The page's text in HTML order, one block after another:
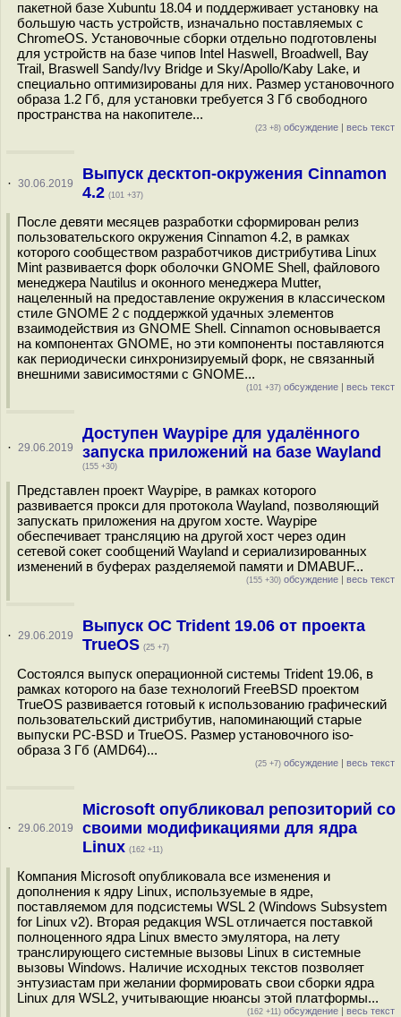
пакетной базе Xubuntu 18.04 и поддерживает установку на
большую часть устройств, изначально поставляемых с
ChromeOS. Установочные сборки отдельно подготовлены
для устройств на базе чипов Intel Haswell, Broadwell, Bay
Trail, Braswell Sandy/Ivy Bridge и Sky/Apollo/Kaby Lake, и
специально оптимизированы для них. Размер установочного
образа 1.2 Гб, для установки требуется 3 Гб свободного
пространства на накопителе...
(23 +8) обсуждение | весь текст
· 30.06.2019
Выпуск десктоп-окружения Cinnamon
4.2 (101 +37)
После девяти месяцев разработки сформирован релиз
пользовательского окружения Cinnamon 4.2, в рамках
которого сообществом разработчиков дистрибутива Linux
Mint развивается форк оболочки GNOME Shell, файлового
менеджера Nautilus и оконного менеджера Mutter,
нацеленный на предоставление окружения в классическом
стиле GNOME 2 c поддержкой удачных элементов
взаимодействия из GNOME Shell. Cinnamon основывается
на компонентах GNOME, но эти компоненты поставляются
как периодически синхронизируемый форк, не связанный
внешними зависимостями с GNOME...
(101 +37) обсуждение | весь текст
· 29.06.2019
Доступен Waypipe для удалённого
запуска приложений на базе Wayland
(155 +30)
Представлен проект Waypipe, в рамках которого
развивается прокси для протокола Wayland, позволяющий
запускать приложения на другом хосте. Waypipe
обеспечивает трансляцию на другой хост через один
сетевой сокет сообщений Wayland и сериализированных
изменений в буферах разделяемой памяти и DMABUF...
(155 +30) обсуждение | весь текст
· 29.06.2019
Выпуск ОС Trident 19.06 от проекта
TrueOS (25 +7)
Состоялся выпуск операционной системы Trident 19.06, в
рамках которого на базе технологий FreeBSD проектом
TrueOS развивается готовый к использованию графический
пользовательский дистрибутив, напоминающий старые
выпуски PC-BSD и TrueOS. Размер установочного iso-
образа 3 Гб (AMD64)...
(25 +7) обсуждение | весь текст
· 29.06.2019
Microsoft опубликовал репозиторий со
своими модификациями для ядра
Linux (162 +11)
Компания Microsoft опубликовала все изменения и
дополнения к ядру Linux, используемые в ядре,
поставляемом для подсистемы WSL 2 (Windows Subsystem
for Linux v2). Вторая редакция WSL отличается поставкой
полноценного ядра Linux вместо эмулятора, на лету
транслирующего системные вызовы Linux в системные
вызовы Windows. Наличие исходных текстов позволяет
энтузиастам при желании формировать свои сборки ядра
Linux для WSL2, учитывающие нюансы этой платформы...
(162 +11) обсуждение | весь текст